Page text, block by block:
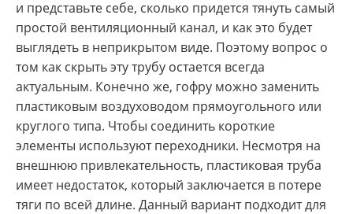
и представьте себе, сколько придется тянуть самый
простой вентиляционный канал, и как это будет
выглядеть в неприкрытом виде. Поэтому вопрос о
том как скрыть эту трубу остается всегда
актуальным. Конечно же, гофру можно заменить
пластиковым воздуховодом прямоугольного или
круглого типа. Чтобы соединить короткие
элементы используют переходники. Несмотря на
внешнюю привлекательность, пластиковая труба
имеет недостаток, который заключается в потере
тяги по всей длине. Данный вариант подходит для